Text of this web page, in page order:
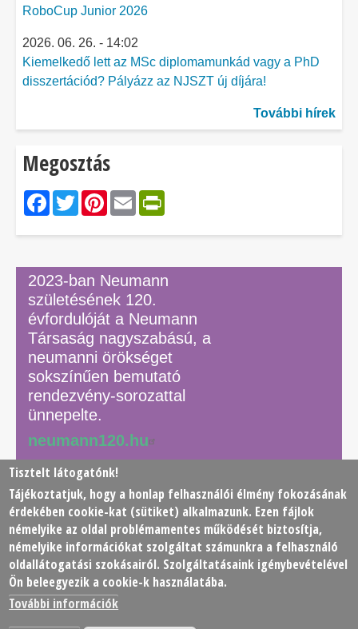
RoboCup Junior 2026
2026. 06. 26. - 14:02
Kiemelkedő lett az MSc diplomamunkád vagy a PhD
disszertációd? Pályázz az NJSZT új díjára!
További hírek
Megosztás
Facebook
Twitter
Pinterest
Email
2023-ban Neumann
születésének 120.
évfordulóját a Neumann
Társaság nagyszabású, a
neumanni örökséget
sokszínűen bemutató
rendezvény-sorozattal
ünnepelte.
neumann120.hu
© 2026 Neumann János Számítógéptudományi Társaság
(NJSZT)
Footer
menu
Adatkezelési tájékoztató Impresszum Kapcsolat
Tisztelt látogatónk!
Tájékoztatjuk, hogy a honlap felhasználói élmény fokozásának
érdekében cookie-kat (sütiket) alkalmazunk. Ezen fájlok
némelyike az oldal problémamentes működését biztosítja,
némelyike információkat szolgáltat számunkra a felhasználó
oldallátogatási szokásairól. Szolgáltatásaink igénybevételével
Ön beleegyezik a cookie-k használatába.
További információk